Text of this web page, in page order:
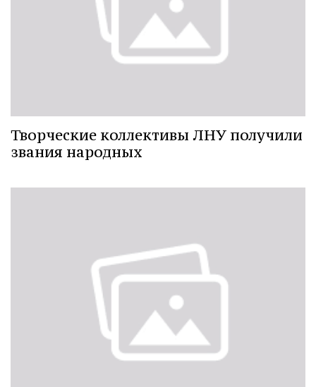
Творческие коллективы ЛНУ получили
звания народных